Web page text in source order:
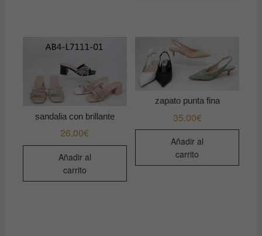
pueden
elegir
sandalia con brillante
26.00€
Añadir al
carrito
zapato punta fina
35.00€
Añadir al
carrito